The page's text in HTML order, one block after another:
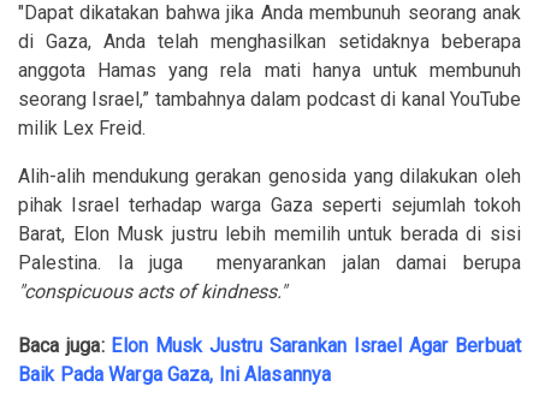
"Dapat dikatakan bahwa jika Anda membunuh seorang anak
di Gaza, Anda telah menghasilkan setidaknya beberapa
anggota Hamas yang rela mati hanya untuk membunuh
seorang Israel,” tambahnya dalam podcast di kanal YouTube
milik Lex Freid.
Alih-alih mendukung gerakan genosida yang dilakukan oleh
pihak Israel terhadap warga Gaza seperti sejumlah tokoh
Barat, Elon Musk justru lebih memilih untuk berada di sisi
Palestina. Ia juga menyarankan jalan damai berupa
"conspicuous acts of kindness."
Baca juga: Elon Musk Justru Sarankan Israel Agar Berbuat
Baik Pada Warga Gaza, Ini Alasannya